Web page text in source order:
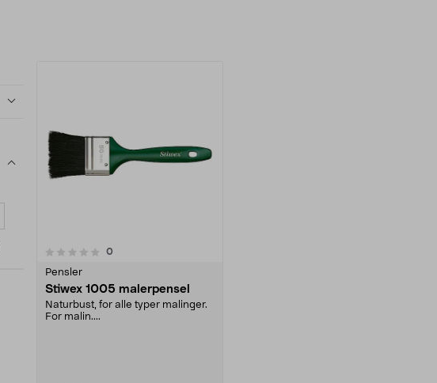
0
Pensler
Stiwex 1005 malerpensel
Naturbust, for alle typer malinger.
For malin....